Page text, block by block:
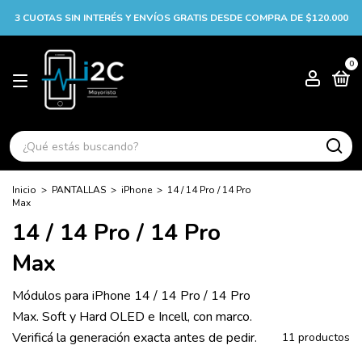
3 CUOTAS SIN INTERÉS Y ENVÍOS GRATIS DESDE COMPRA DE $120.000
0
Inicio > PANTALLAS > iPhone > 14 / 14 Pro / 14 Pro
Max
14 / 14 Pro / 14 Pro
Max
Módulos para iPhone 14 / 14 Pro / 14 Pro
Max. Soft y Hard OLED e Incell, con marco.
Verificá la generación exacta antes de pedir.
11 productos